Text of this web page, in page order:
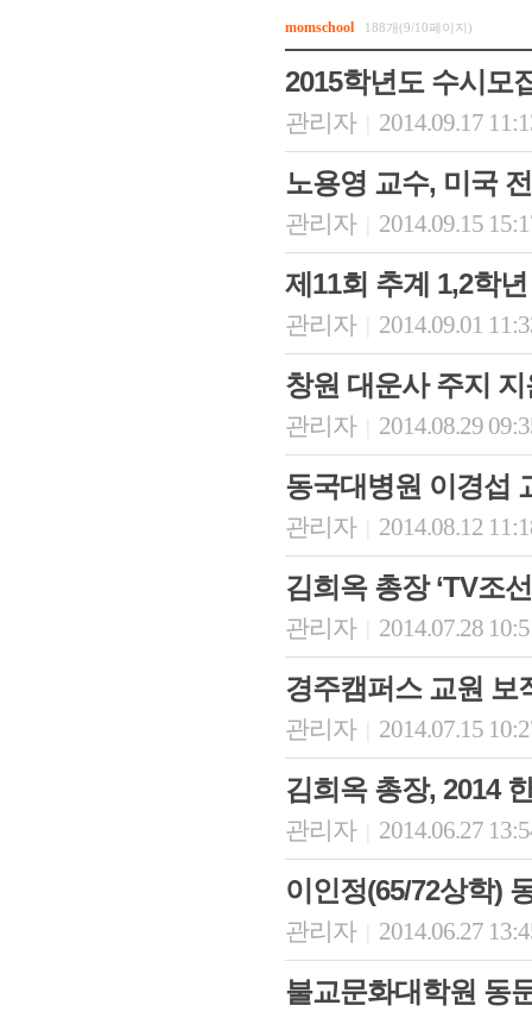
임원 현황
연혁·사업실적
결산 공시
모교 소
지부·지
동창회
포토뉴
영상갤
momschool 188개(9/10페이지)
2015학년도 수시모
관리자 2014.09.17
노용영 교수, 미국
관리자 2014.09.15
제11회 추계 1,2학
관리자 2014.09.01
창원 대운사 주지
관리자 2014.08.29
동국대병원 이경섭
관리자 2014.08.12
김희옥 총장 ‘TV조
관리자 2014.07.28
경주캠퍼스 교원 보
관리자 2014.07.15
김희옥 총장, 2014
관리자 2014.06.27
이인정(65/72상학)
관리자 2014.06.27
불교문화대학원 동